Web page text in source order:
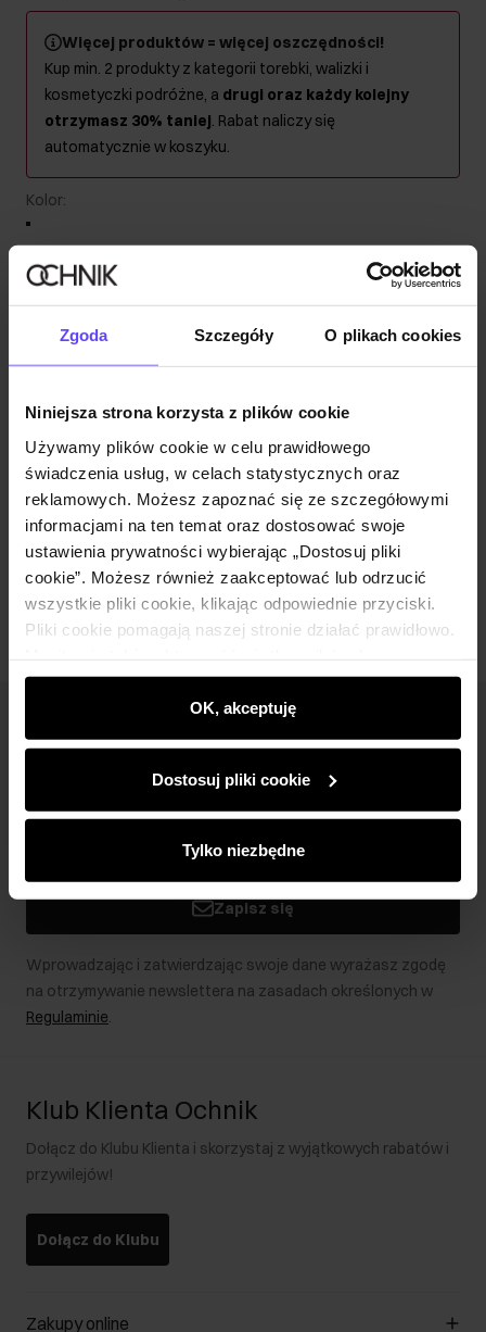
Zgoda Szczegóły O plikach cookies
Niniejsza strona korzysta z plików cookie
Używamy plików cookie w celu prawidłowego
świadczenia usług, w celach statystycznych oraz
reklamowych. Możesz zapoznać się ze szczegółowymi
informacjami na ten temat oraz dostosować swoje
ustawienia prywatności wybierając „Dostosuj pliki
cookie”. Możesz również zaakceptować lub odrzucić
wszystkie pliki cookie, klikając odpowiednie przyciski.
Pliki cookie pomagają naszej stronie działać prawidłowo.
wyświetlać im dopasowane do ich preferencji treści,
rekomendacje oraz komunikaty reklamowe informujące o
najnowszych promocjach w e-sklepie. Informacje o tym,
partnerom społecznościowym, reklamowym i
analitycznym. Partnerzy mogą połączyć te informacje z
podczas korzystania z ich usług.
OK, akceptuję
Dostosuj pliki cookie
Tylko niezbędne
Więcej produktów = więcej oszczędności!
Kup min. 2 produkty z kategorii torebki, walizki i
kosmetyczki podróżne, a drugi oraz każdy kolejny
otrzymasz 30% taniej. Rabat naliczy się
automatycznie w koszyku.
Kolor:
Opis produktu
Szczegóły
Skład i wymiary
Opinie
Newsletter
Bądź na bieżąco z nowościami i promocjami!
Zapisz się
Wprowadzając i zatwierdzając swoje dane wyrażasz zgodę
na otrzymywanie newslettera na zasadach określonych w
Regulaminie.
Klub Klienta Ochnik
Dołącz do Klubu Klienta i skorzystaj z wyjątkowych rabatów i
przywilejów!
Dołącz do Klubu
Zakupy online